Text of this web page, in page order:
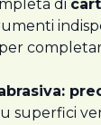
di
per
superfici